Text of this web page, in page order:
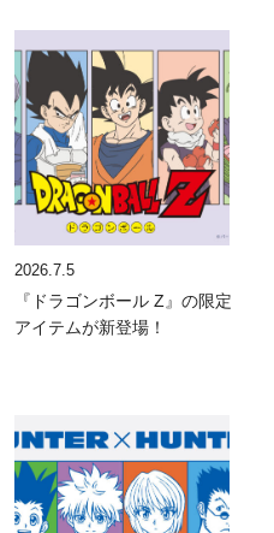
2026.7.5
『ドラゴンボール Z』の限定
アイテムが新登場！